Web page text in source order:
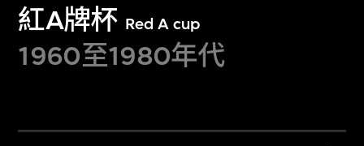
紅A牌杯 Red A cup
1960至1980年代